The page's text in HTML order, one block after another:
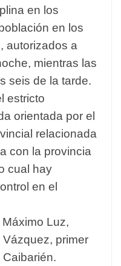
en los
en los
autorizados a
mientras las
seis de la tarde.
estricto
orientada por el
relacionada
con la provincia
cual hay
en el
Luz,
primer